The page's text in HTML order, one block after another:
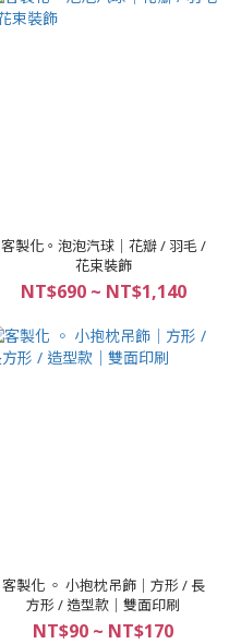
客製化。泡泡汽球｜花瓣 / 羽毛 /
花束裝飾
NT$690 ~ NT$1,140
客製化 ◦ 小抱枕吊飾｜方形 / 長
方形 / 造型款｜雙面印刷
NT$90 ~ NT$170